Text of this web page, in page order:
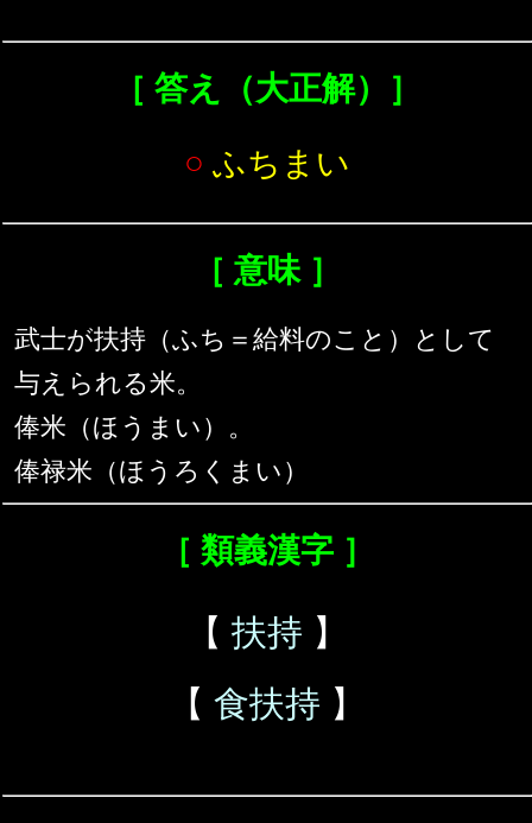
［ 答え（大正解）］
○ ふちまい
［ 意味 ］
武士が扶持（ふち＝給料のこと）として
与えられる米。
俸米（ほうまい）。
俸禄米（ほうろくまい）
［ 類義漢字 ］
【 扶持 】
【 食扶持 】